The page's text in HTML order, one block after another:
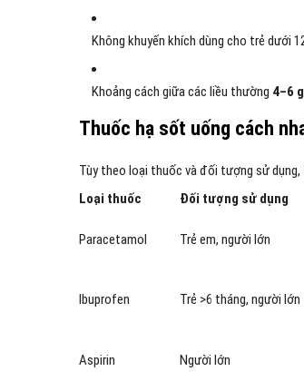
Không khuyến khích dùng cho trẻ dưới
Khoảng cách giữa các liều thường 4–6
Thuốc hạ sốt uống cách
Tùy theo loại thuốc và đối tượng sử dụng,
Loại thuốc
Đối tượng sử dụng
Paracetamol Trẻ em, người lớn
Ibuprofen Trẻ >6 tháng, người lớn
Aspirin Người lớn